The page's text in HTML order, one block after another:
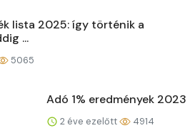
lista 2025: így történik a
...
5065
Adó 1% eredmények 2023
2 éve ezelőtt 4914